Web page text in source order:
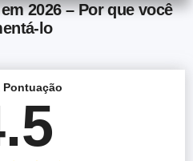
2026 – Por que você
lo
Pontuação